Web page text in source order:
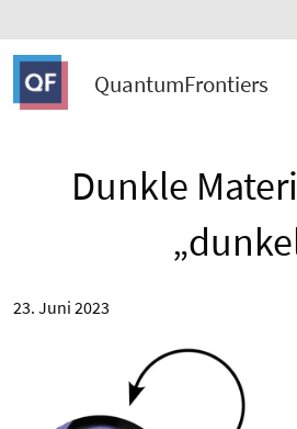
QuantumFrontiers
Dunkle
23. Juni 2023